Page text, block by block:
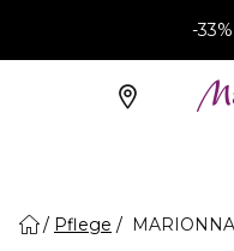
-
Pflege